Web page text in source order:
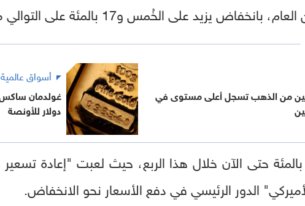
على الخُمس و17 بالمئة على التوالي مقارنةً بالتقديرات السابقة.
من الذهب تسجل أعلى مستوى في
أسواق عالمية
دولار للأونصة
الدور الرئيسي في دفع الأسعار نحو الانخفاض.